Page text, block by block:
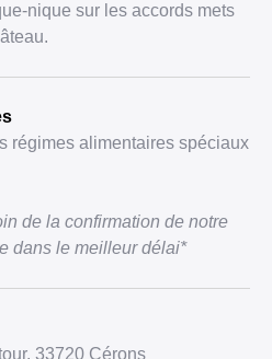
nique sur les accords mets
régimes alimentaires spéciaux
de la confirmation de notre
dans le meilleur délai*
33720 Cérons